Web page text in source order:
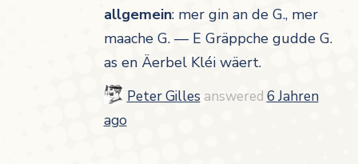
allgemein:mer gin an de G., mer
maache G. — E Gräppche gudde G.
as en Äerbel Kléi wäert.
Peter Gilles answered 6 Jahren
ago